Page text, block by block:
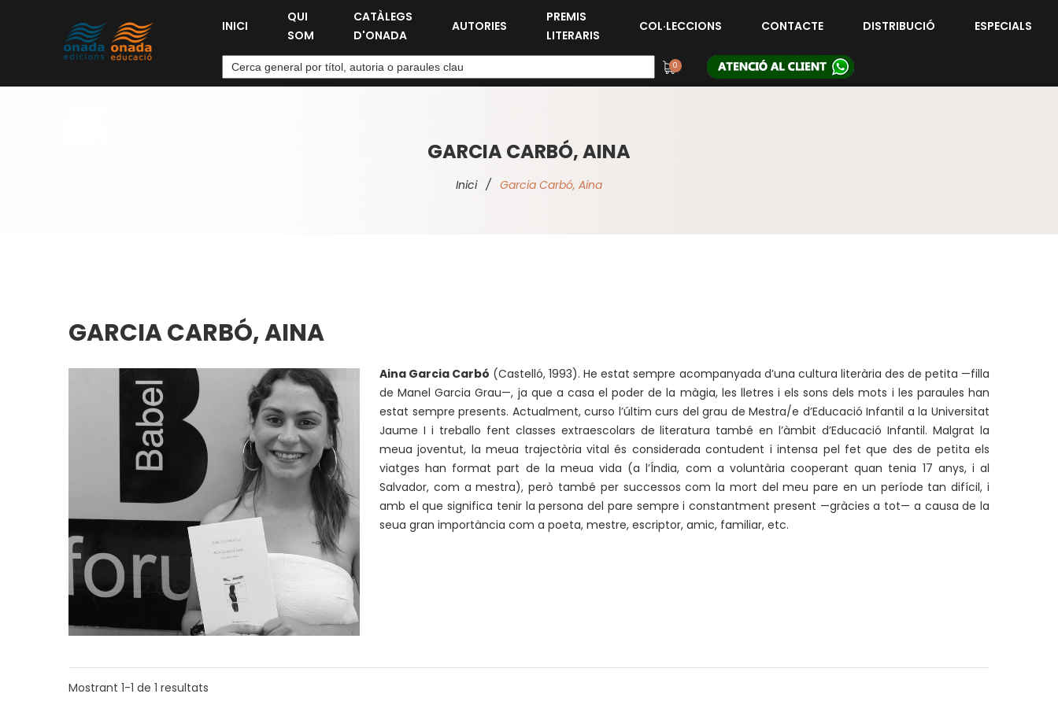
INICI
QUI
SOM
CATÀLEGS
D'ONADA
AUTORIES
PREMIS
LITERARIS
COL·LECCIONS CONTACTE DISTRIBUCIÓ ESPECIALS
0
GARCIA CARBÓ, AINA
Inici / Garcia Carbó, Aina
GARCIA CARBÓ, AINA
Aina Garcia Carbó (Castelló, 1993). He estat sempre acompanyada d’una cultura literària des de petita —filla
de Manel Garcia Grau—, ja que a casa el poder de la màgia, les lletres i els sons dels mots i les paraules han
estat sempre presents. Actualment, curso l’últim curs del grau de Mestra/e d’Educació Infantil a la Universitat
Jaume I i treballo fent classes extraescolars de literatura també en l’àmbit d’Educació Infantil. Malgrat la
meua joventut, la meua trajectòria vital és considerada contudent i intensa pel fet que des de petita els
viatges han format part de la meua vida (a l’Índia, com a voluntària cooperant quan tenia 17 anys, i al
Salvador, com a mestra), però també per successos com la mort del meu pare en un període tan difícil, i
amb el que significa tenir la persona del pare sempre i constantment present —gràcies a tot— a causa de la
seua gran importància com a poeta, mestre, escriptor, amic, familiar, etc.
Mostrant 1-1 de 1 resultats